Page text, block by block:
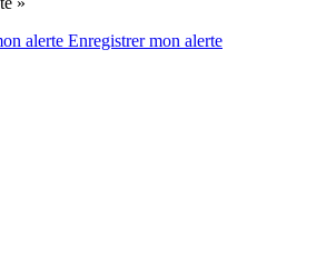
alerte Enregistrermon alerte